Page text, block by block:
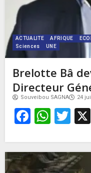
ACTUALITE AFRIQUE
Sciences
UNE
Brelotte Bâ
Directeur
Souveibou SAGNA 24